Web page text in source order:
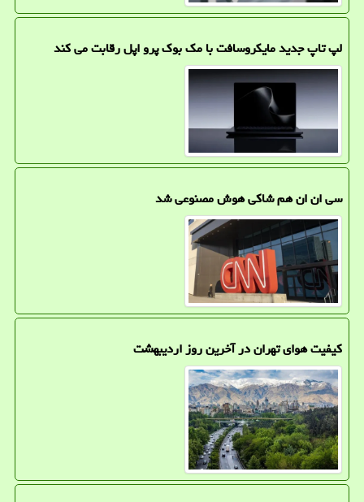
لپ تاپ جدید مایکروسافت با مک بوک پرو اپل رقابت می کند
سی ان ان هم شاکی هوش مصنوعی شد
کیفیت هوای تهران در آخرین روز اردیبهشت